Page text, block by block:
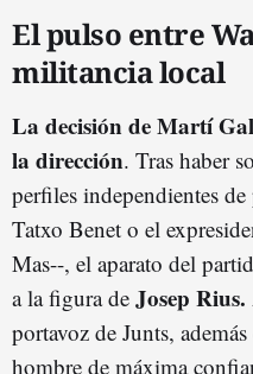
El pulso entre
militancia local
La decisión de Martí
la dirección. Tras haber
perfiles independientes
Tatxo Benet o el
Mas--, el aparato del
a la figura de Josep Rius.
portavoz de Junts,
hombre de máxima